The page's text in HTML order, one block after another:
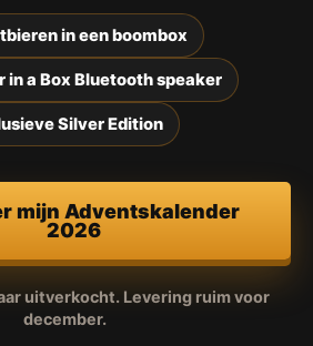
in een boombox
in a Box Bluetooth speaker
Silver Edition
mijn Adventskalender
2026
uitverkocht. Levering ruim voor
december.